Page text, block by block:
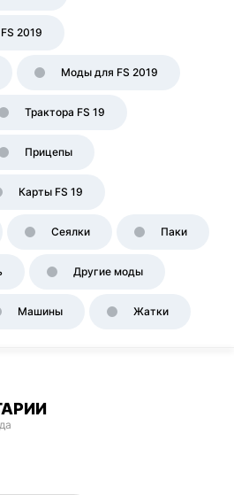
2019
Моды для FS 2019
Трактора FS 19
Прицепы
Карты FS 19
Сеялки Паки
Другие моды
Машины Жатки